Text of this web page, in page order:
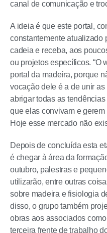
canal de comunicação e
A ideia é que este portal,
constantemente atualizado
cadeia e receba, aos
ou projetos específicos. “O
portal da madeira, porque
vocação dele é a de unir
abrigar todas as
que elas convivam e
Hoje esse mercado não
Depois de concluída esta
é chegar à área da
outubro, palestras e
utilizarão, entre outras
sobre madeira e fisiologia
disso, o grupo também
obras aos associados
terceira frente de trabalho